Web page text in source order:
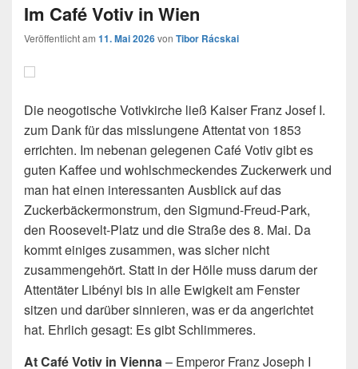
Im Café Votiv in Wien
Veröffentlicht am 11. Mai 2026von Tibor Rácskai
Die neogotische Votivkirche ließ Kaiser Franz Josef I.
zum Dank für das misslungene Attentat von 1853
errichten. Im nebenan gelegenen Café Votiv gibt es
guten Kaffee und wohlschmeckendes Zuckerwerk und
man hat einen interessanten Ausblick auf das
Zuckerbäckermonstrum, den Sigmund-Freud-Park,
den Roosevelt-Platz und die Straße des 8. Mai. Da
kommt einiges zusammen, was sicher nicht
zusammengehört. Statt in der Hölle muss darum der
Attentäter Libényi bis in alle Ewigkeit am Fenster
sitzen und darüber sinnieren, was er da angerichtet
hat. Ehrlich gesagt: Es gibt Schlimmeres.
At Café Votiv in Vienna– Emperor Franz Joseph I